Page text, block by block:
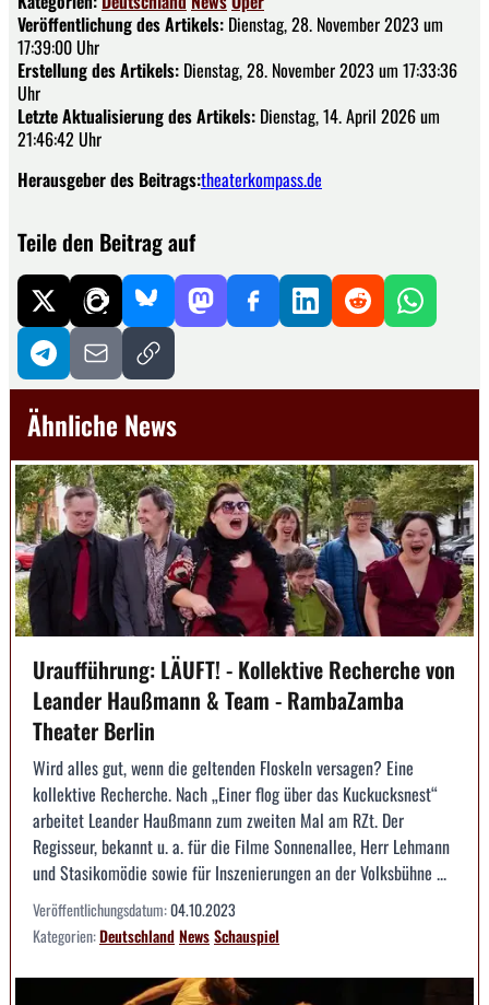
Veröffentlichung des Artikels: Dienstag, 28. November 2023 um
17:39:00 Uhr
Erstellung des Artikels: Dienstag, 28. November 2023 um 17:33:36
Uhr
Letzte Aktualisierung des Artikels: Dienstag, 14. April 2026 um
21:46:42 Uhr
Herausgeber des Beitrags:theaterkompass.de
Teile den Beitrag auf
Ähnliche News
Uraufführung: LÄUFT! - Kollektive Recherche von
Leander Haußmann & Team - RambaZamba
Theater Berlin
Wird alles gut, wenn die geltenden Floskeln versagen? Eine
kollektive Recherche. Nach „Einer flog über das Kuckucksnest“
arbeitet Leander Haußmann zum zweiten Mal am RZt. Der
Regisseur, bekannt u. a. für die Filme Sonnenallee, Herr Lehmann
und Stasikomödie sowie für Inszenierungen an der Volksbühne ...
Veröffentlichungsdatum:04.10.2023
Kategorien:DeutschlandNewsSchauspiel